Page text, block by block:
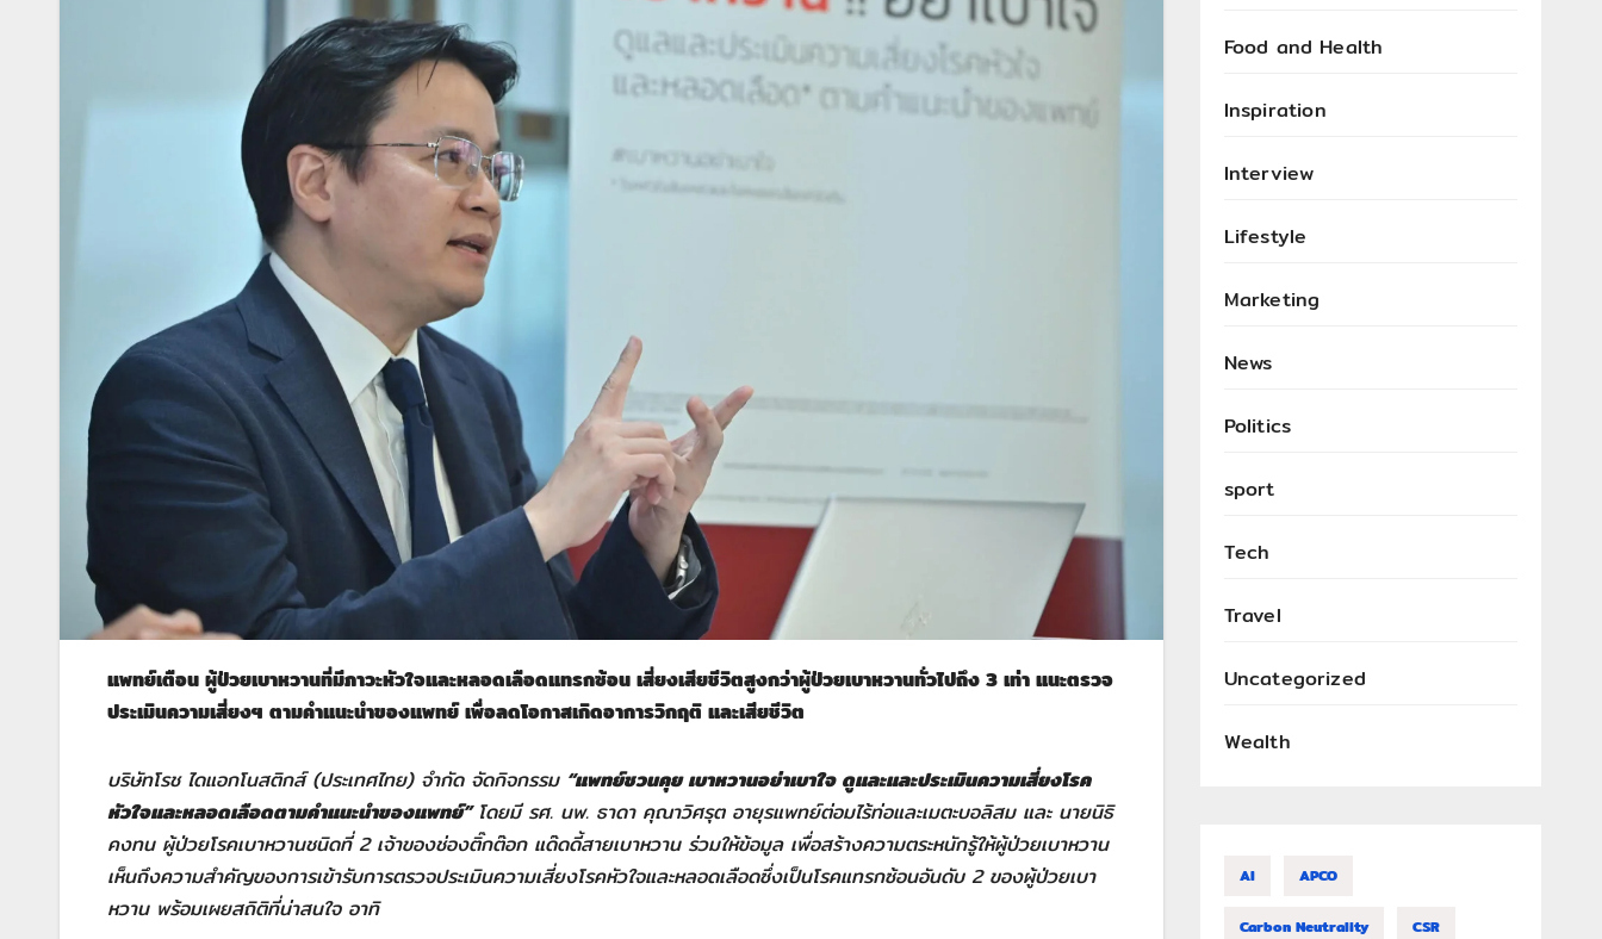
แพทย์เตือน ผู้ป่วยเบาหวานที่มีภาวะหัวใจและหลอดเลือดแทรกซ้อน เสี่ยงเสียชีวิตสูงกว่าผู้ป่วยเบาหวานทั่วไปถึง 3 เท่า แนะตรวจ
ประเมินความเสี่ยงฯ ตามคำแนะนำของแพทย์ เพื่อลดโอกาสเกิดอาการวิกฤติ และเสียชีวิต
บริษัทโรช ไดแอกโนสติกส์ (ประเทศไทย) จำกัด จัดกิจกรรม “แพทย์ชวนคุย เบาหวานอย่าเบาใจ ดูและและประเมินความเสี่ยงโรค
หัวใจและหลอดเลือดตามคำแนะนำของแพทย์”โดยมี รศ. นพ. ธาดา คุณาวิศรุต อายุรแพทย์ต่อมไร้ท่อและเมตะบอลิสม และ นายนิธิ
คงทน ผู้ป่วยโรคเบาหวานชนิดที่2 เจ้าของช่องติ๊กต๊อก แด๊ดดี้สายเบาหวาน ร่วมให้ข้อมูล เพื่อสร้างความตระหนักรู้ให้ผู้ป่วยเบาหวาน
เห็นถึงความสำคัญของการเข้ารับการตรวจประเมินความเสี่ยงโรคหัวใจและหลอดเลือดซึ่งเป็นโรคแทรกซ้อนอันดับ 2 ของผู้ป่วยเบา
หวาน พร้อมเผยสถิติที่น่าสนใจ อาทิ
Food and Health
Inspiration
Interview
Lifestyle
Marketing
News
Politics
sport
Tech
Travel
Uncategorized
Wealth
AI APCO
Carbon Neutrality CSR